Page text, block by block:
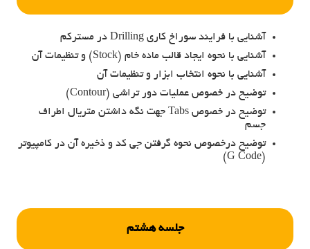
آشنایی با فرایند سوراخ کاری Drilling در مسترکم
آشنایی با نحوه ایجاد قالب ماده خام (Stock) و تنظیمات آن
آشنایی با نحوه انتخاب ابزار و تنظیمات آن
توضیح در خصوص عملیات دور تراشی (Contour)
توضیح در خصوص Tabs جهت نگه داشتن متریال اطراف
جسم
توضیح درخصوص نحوه گرفتن جی کد و ذخیره آن در کامپیوتر
(G Code)
جلسه هشتم